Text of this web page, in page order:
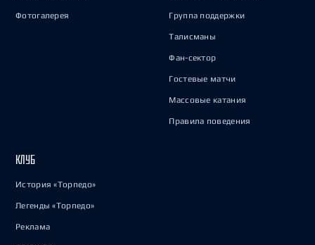
Фотогалерея Группа поддержки
Талисманы
Фан-сектор
Гостевые матчи
Массовые катания
Правила поведения
КЛУБ
История «Торпедо»
Легенды «Торпедо»
Реклама